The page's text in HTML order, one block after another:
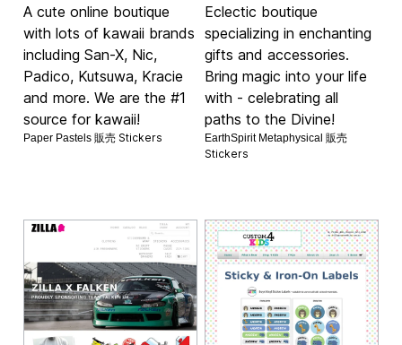
A cute online boutique
with lots of kawaii brands
including San-X, Nic,
Padico, Kutsuwa, Kracie
and more. We are the #1
source for kawaii!
Paper Pastels 販売 Stickers
Eclectic boutique
specializing in enchanting
gifts and accessories.
Bring magic into your life
with - celebrating all
paths to the Divine!
EarthSpirit Metaphysical 販売
Stickers